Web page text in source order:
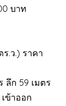
บาท
.ว.) ราคา
ลึก 59 เมตร
ข้าออก